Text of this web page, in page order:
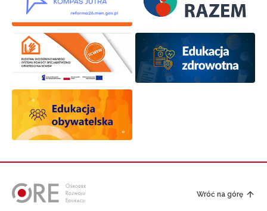
Wróć na górę